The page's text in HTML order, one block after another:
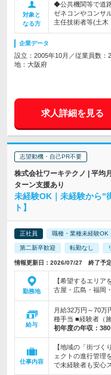
対象と
なる方
◆公共機関等で道
ゼネコンやコンサ
主任技術者等(土木
企業データ
設立：2005年10月／従業員数：
地：大阪府
求人詳細を見る
志望動機・自己PR不要
株式会社ワーキテクノ | 平均
ターン支援あり
未経験OK｜未経験から"
ト】
正社員 職種・業種未経験OK
第二新卒歓迎 転勤なし
情報更新日：2026/07/27 終了予
勤務地
【希望するエリア
古屋・広島・福岡
給与
月給32万円～70万
種手当 ■経験者（
初年度の年収：
仕事内容
【地域の「街づく
ェクトの進行管理
で未経験者も安心